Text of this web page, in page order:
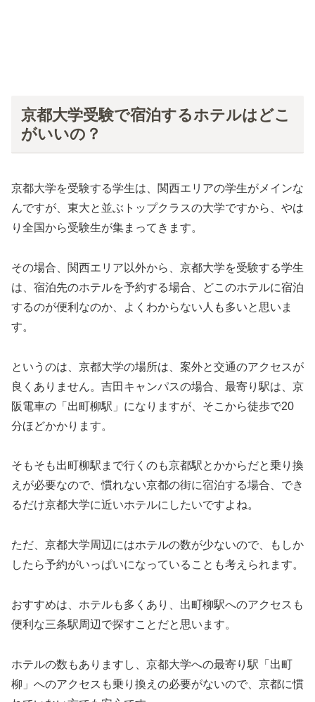
京都大学受験で宿泊するホテルはどこ
がいいの？
京都大学を受験する学生は、関西エリアの学生がメインな
んですが、東大と並ぶトップクラスの大学ですから、やは
り全国から受験生が集まってきます。
その場合、関西エリア以外から、京都大学を受験する学生
は、宿泊先のホテルを予約する場合、どこのホテルに宿泊
するのが便利なのか、よくわからない人も多いと思いま
す。
というのは、京都大学の場所は、案外と交通のアクセスが
良くありません。吉田キャンパスの場合、最寄り駅は、京
阪電車の「出町柳駅」になりますが、そこから徒歩で20
分ほどかかります。
そもそも出町柳駅まで行くのも京都駅とかからだと乗り換
えが必要なので、慣れない京都の街に宿泊する場合、でき
るだけ京都大学に近いホテルにしたいですよね。
ただ、京都大学周辺にはホテルの数が少ないので、もしか
したら予約がいっぱいになっていることも考えられます。
おすすめは、ホテルも多くあり、出町柳駅へのアクセスも
便利な三条駅周辺で探すことだと思います。
ホテルの数もありますし、京都大学への最寄り駅「出町
柳」へのアクセスも乗り換えの必要がないので、京都に慣